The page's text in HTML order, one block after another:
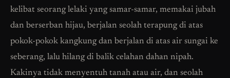
kelibat seorang lelaki yang samar-samar, memakai jubah
dan berserban hijau, berjalan seolah terapung di atas
pokok-pokok kangkung dan berjalan di atas air sungai ke
seberang, lalu hilang di balik celahan dahan nipah.
Kakinya tidak menyentuh tanah atau air, dan seolah